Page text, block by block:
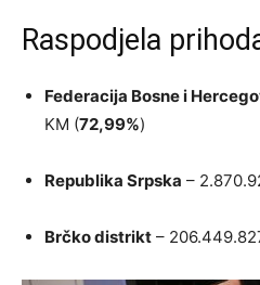
Raspodjela
Federacija Bosne i
KM (72,99%)
Republika Srpska –
Brčko distrikt –